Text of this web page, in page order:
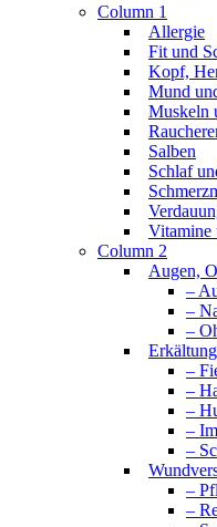
Column 1
Allergie
Fit und
Kopf,
Mund
Muskeln
Salben
Schlaf
Vitamine
Column 2
Augen,
–
–
–
–
–
–
–
–
–
–